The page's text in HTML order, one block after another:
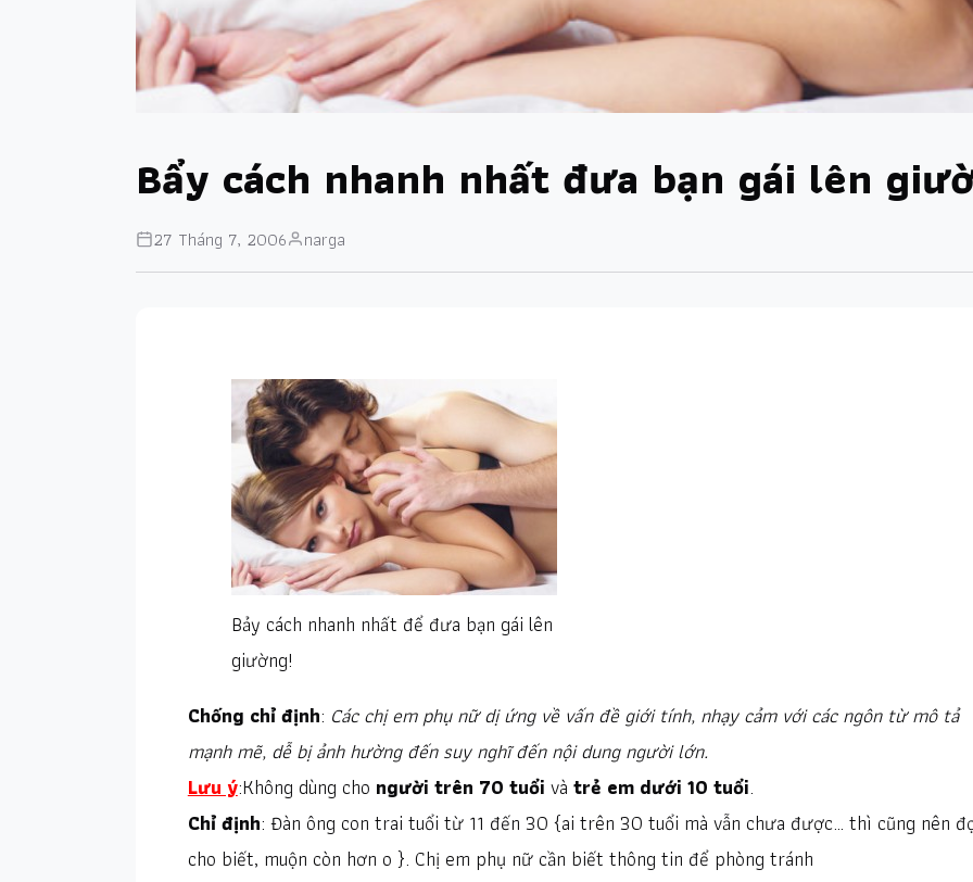
Bẩy cách nhanh nhất đưa bạn gái lên
27 Tháng 7, 2006 narga
Bảy cách nhanh nhất để đưa bạn gái lên
giường!
Chống chỉ định: Các chị em phụ nữ dị ứng về vấn đề giới tính, nhạy cảm với các ngôn từ mô tả
mạnh mẽ, dễ bị ảnh hường đến suy nghĩ đến nội dung người lớn.
Lưu ý:Không dùng cho người trên 70 tuổi và trẻ em dưới 10 tuổi.
Chỉ định: Đàn ông con trai tuổi từ 11 đến 30 {ai trên 30 tuổi mà vẫn chưa được… thì cũng nên
cho biết, muộn còn hơn o }. Chị em phụ nữ cần biết thông tin để phòng tránh